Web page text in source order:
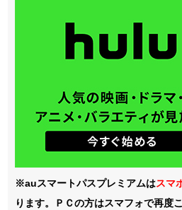
※auスマートパスプレミアムはスマ
ります。ＰＣの方はスマフォで再度